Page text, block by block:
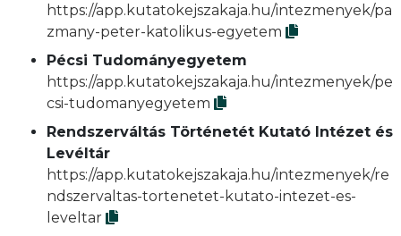
https://app.kutatokejszakaja.hu/intezmenyek/pa
zmany-peter-katolikus-egyetem
Pécsi Tudományegyetem
https://app.kutatokejszakaja.hu/intezmenyek/pe
csi-tudomanyegyetem
Rendszerváltás Történetét Kutató Intézet és
Levéltár
https://app.kutatokejszakaja.hu/intezmenyek/re
ndszervaltas-tortenetet-kutato-intezet-es-
leveltar